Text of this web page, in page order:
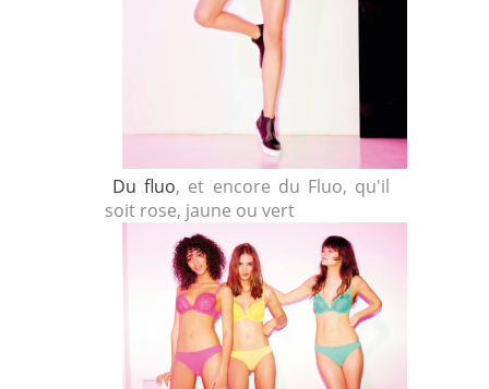
Du fluo, et encore du Fluo, qu'il
soit rose, jaune ou vert